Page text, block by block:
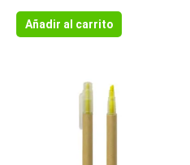
Añadir al carrito